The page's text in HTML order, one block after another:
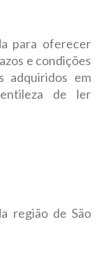
para oferecer
e condições
adquiridos em
de ler
região de São